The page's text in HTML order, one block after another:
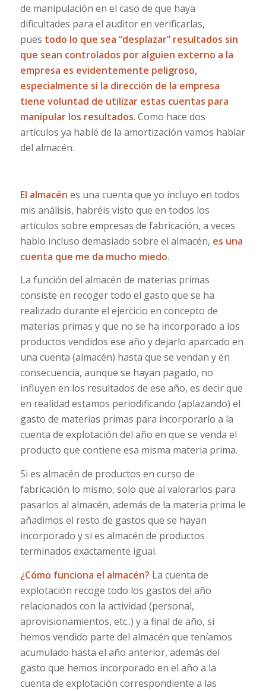
de manipulación en el caso de que haya
dificultades para el auditor en verificarlas,
pues todo lo que sea “desplazar” resultados sin
que sean controlados por alguien externo a la
empresa es evidentemente peligroso,
especialmente si la dirección de la empresa
tiene voluntad de utilizar estas cuentas para
manipular los resultados. Como hace dos
artículos ya hablé de la amortización vamos hablar
del almacén.
El almacén es una cuenta que yo incluyo en todos
mis análisis, habréis visto que en todos los
artículos sobre empresas de fabricación, a veces
hablo incluso demasiado sobre el almacén, es una
cuenta que me da mucho miedo.
La función del almacén de materias primas
consiste en recoger todo el gasto que se ha
realizado durante el ejercicio en concepto de
materias primas y que no se ha incorporado a los
productos vendidos ese año y dejarlo aparcado en
una cuenta (almacén) hasta que se vendan y en
consecuencia, aunque se hayan pagado, no
influyen en los resultados de ese año, es decir que
en realidad estamos periodificando (aplazando) el
gasto de materias primas para incorporarlo a la
cuenta de explotación del año en que se venda el
producto que contiene esa misma materia prima.
Si es almacén de productos en curso de
fabricación lo mismo, solo que al valorarlos para
pasarlos al almacén, además de la materia prima le
añadimos el resto de gastos que se hayan
incorporado y si es almacén de productos
terminados exactamente igual.
¿Cómo funciona el almacén? La cuenta de
explotación recoge todo los gastos del año
relacionados con la actividad (personal,
aprovisionamientos, etc..) y a final de año, si
hemos vendido parte del almacén que teníamos
acumulado hasta el año anterior, además del
gasto que hemos incorporado en el año a la
cuenta de explotación correspondiente a las